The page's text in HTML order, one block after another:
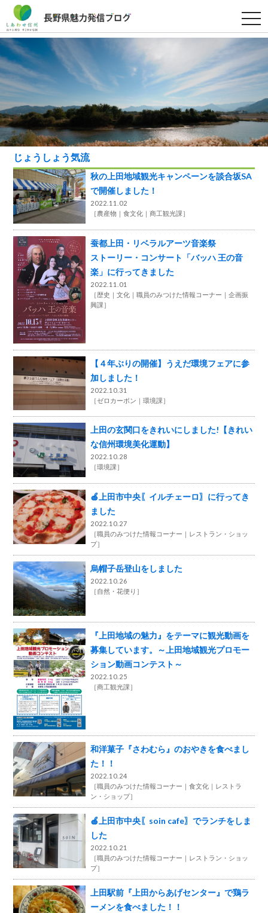
t
o
g
l
e
n
a
g
a
t
o
じょうしょう気流
秋の上田地域観光キャンペーンを談合坂SA
で開催しました！
2022.11.02
［農産物 食文化 商工観光課］
蚕都上田・リベラルアーツ音楽祭
ストーリー・コンサート「バッハ 王の音
楽」に行ってきました
2022.11.01
［歴史 文化 職員のみつけた情報コーナー
企画振
興課］
【４年ぶりの開催】うえだ環境フェアに参
加しました！
2022.10.31
［ゼロカーボン 環境課］
上田の玄関口をきれいにしました!【きれい
な信州環境美化運動】
2022.10.28
［環境課］
🍎上田市中央〖イルチェーロ〗に行ってき
ました
2022.10.27
［職員のみつけた情報コーナー
レストラン・ショッ
プ］
烏帽子岳登山をしました
2022.10.26
［自然・花便り ］
『上田地域の魅力』をテーマに観光動画を
募集しています。～上田地域観光プロモー
ション動画コンテスト～
2022.10.25
［商工観光課］
和洋菓子『さわむら』のおやきを食べまし
た！！
2022.10.24
［職員のみつけた情報コーナー 食文化
レストラ
ン・ショップ］
🍎上田市中央〖soin cafe〗でランチをしま
した
2022.10.21
［職員のみつけた情報コーナー
レストラン・ショッ
プ］
上田駅前『上田からあげセンター』で鶏ラ
ーメンを食べました！！